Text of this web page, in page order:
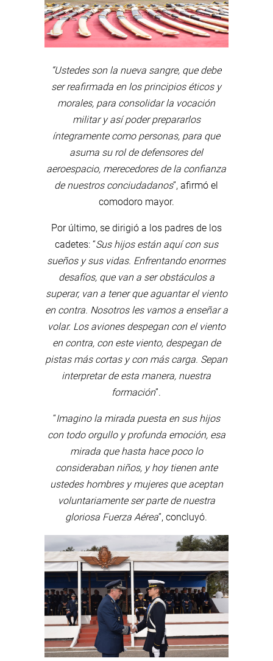
“Ustedes son la nueva sangre, que debe
ser reafirmada en los principios éticos y
morales, para consolidar la vocación
militar y así poder prepararlos
íntegramente como personas, para que
asuma su rol de defensores del
aeroespacio, merecedores de la confianza
de nuestros conciudadanos”, afirmó el
comodoro mayor.
Por último, se dirigió a los padres de los
cadetes: “Sus hijos están aquí con sus
sueños y sus vidas. Enfrentando enormes
desafíos, que van a ser obstáculos a
superar, van a tener que aguantar el viento
en contra. Nosotros les vamos a enseñar a
volar. Los aviones despegan con el viento
en contra, con este viento, despegan de
pistas más cortas y con más carga. Sepan
interpretar de esta manera, nuestra
formación”.
“Imagino la mirada puesta en sus hijos
con todo orgullo y profunda emoción, esa
mirada que hasta hace poco lo
consideraban niños, y hoy tienen ante
ustedes hombres y mujeres que aceptan
voluntariamente ser parte de nuestra
gloriosa Fuerza Aérea”, concluyó.